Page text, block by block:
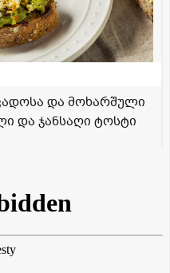
და მოხარშული
და ჯანსაღი ტოსტი